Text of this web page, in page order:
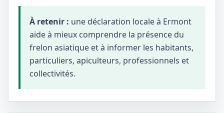
À retenir : une déclaration locale à Ermont
aide à mieux comprendre la présence du
frelon asiatique et à informer les habitants,
particuliers, apiculteurs, professionnels et
collectivités.